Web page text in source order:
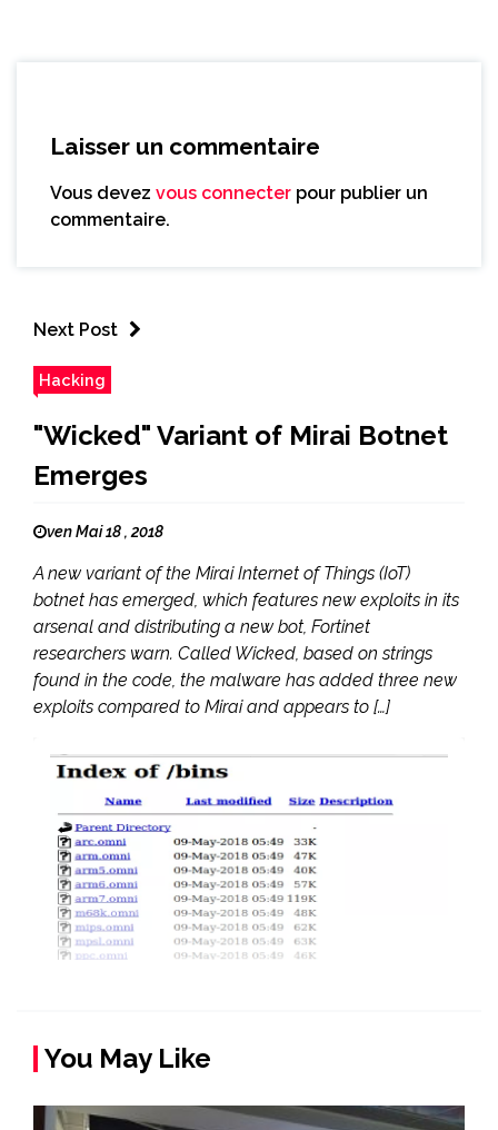
Laisser un commentaire
Vous devez vous connecter pour publier un
commentaire.
Next Post
Hacking
"Wicked" Variant of Mirai Botnet
Emerges
ven Mai 18 , 2018
A new variant of the Mirai Internet of Things (IoT)
botnet has emerged, which features new exploits in its
arsenal and distributing a new bot, Fortinet
researchers warn. Called Wicked, based on strings
found in the code, the malware has added three new
exploits compared to Mirai and appears to […]
You May Like